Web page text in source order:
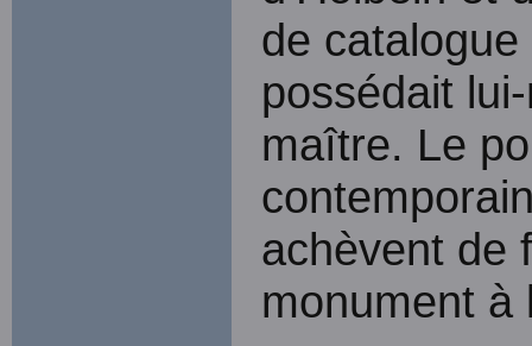
de catalogue
possédait
maître. Le
achèvent de
monument à